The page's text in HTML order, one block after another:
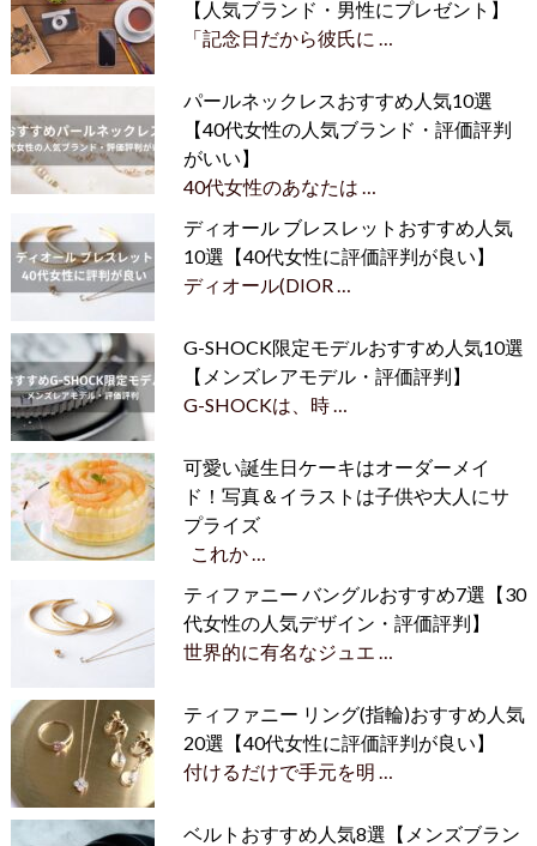
【人気ブランド・男性にプレゼント】
「記念日だから彼氏に …
パールネックレスおすすめ人気10選
【40代女性の人気ブランド・評価評判
がいい】
40代女性のあなたは …
ディオール ブレスレットおすすめ人気
10選【40代女性に評価評判が良い】
ディオール(DIOR …
G-SHOCK限定モデルおすすめ人気10選
【メンズレアモデル・評価評判】
G-SHOCKは、時 …
可愛い誕生日ケーキはオーダーメイ
ド！写真＆イラストは子供や大人にサ
プライズ
これか …
ティファニー バングルおすすめ7選【30
代女性の人気デザイン・評価評判】
世界的に有名なジュエ …
ティファニー リング(指輪)おすすめ人気
20選【40代女性に評価評判が良い】
付けるだけで手元を明 …
ベルトおすすめ人気8選【メンズブラン